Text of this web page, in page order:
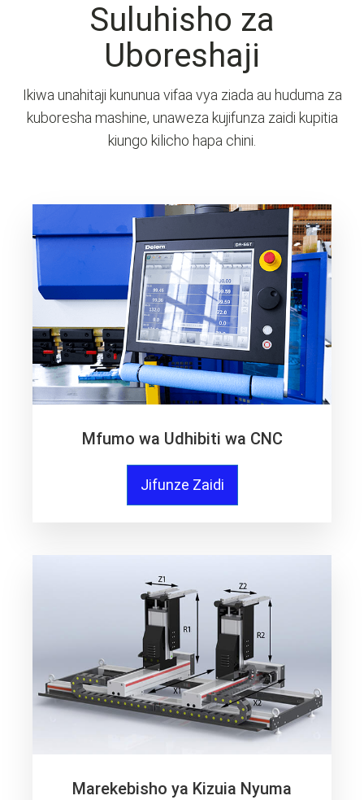
Suluhisho za
Uboreshaji
Ikiwa unahitaji kununua vifaa vya ziada au huduma za
kuboresha mashine, unaweza kujifunza zaidi kupitia
kiungo kilicho hapa chini.
Mfumo wa Udhibiti wa CNC
Jifunze Zaidi
Marekebisho ya Kizuia Nyuma